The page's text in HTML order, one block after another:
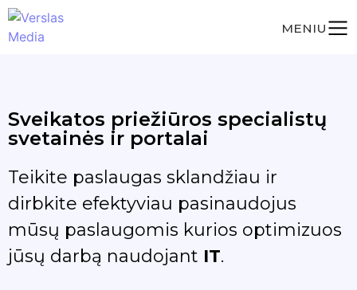
MENIU
Sveikatos priežiūros specialistų
svetainės ir portalai
Teikite paslaugas sklandžiau ir
dirbkite efektyviau pasinaudojus
mūsų paslaugomis kurios optimizuos
jūsų darbą naudojant IT.